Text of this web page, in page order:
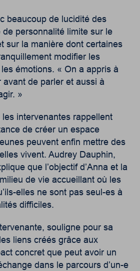
beaucoup de lucidité des
personnalité limite sur le
sur la manière dont certaines
modifier les
émotions. « On a appris à
de parler et aussi à
»
intervenantes rappellent
de créer un espace
peuvent enfin mettre des
vivent. Audrey Dauphin,
que l’objectif d’Anna et la
de vie accueillant où les
elles ne sont pas seul-es à
difficiles.
souligne pour sa
liens créés grâce aux
concret que peut avoir un
dans le parcours d’un-e